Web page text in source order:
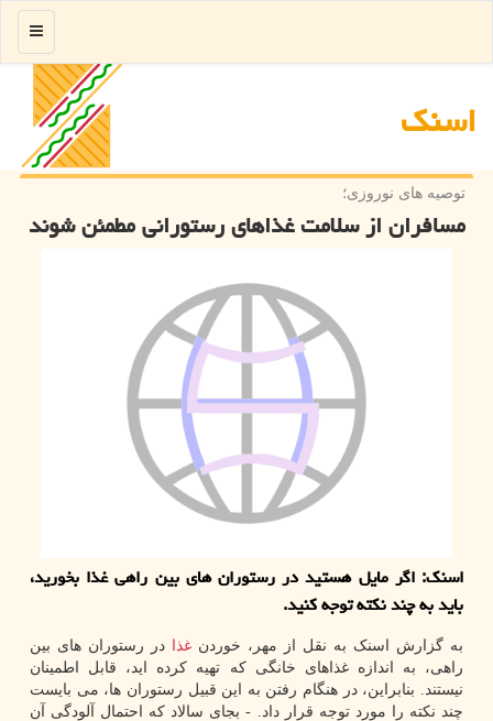
اسنك
منو
توصیه های نوروزی؛
مسافران از سلامت غذاهای رستورانی مطمئن شوند
اسنک: اگر مایل هستید در رستوران های بین راهی غذا بخورید،
باید به چند نکته توجه کنید.
به گزارش اسنک به نقل از مهر، خوردن غذا در رستوران های بین
راهی، به اندازه غذاهای خانگی که تهیه کرده اید، قابل اطمینان
نیستند. بنابراین، در هنگام رفتن به این قبیل رستوران ها، می بایست
چند نکته را مورد توجه قرار داد. - بجای سالاد که احتمال آلودگی آن